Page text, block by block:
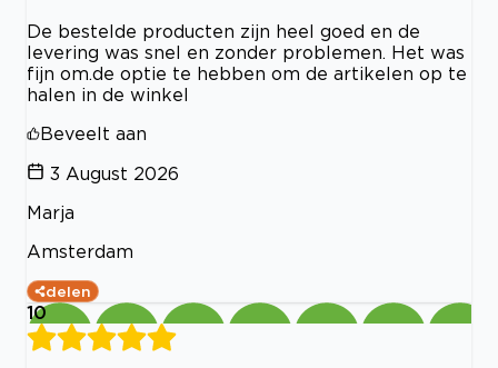
De bestelde producten zijn heel goed en de
levering was snel en zonder problemen. Het was
fijn om.de optie te hebben om de artikelen op te
halen in de winkel
Beveelt aan
3 August 2026
Marja
Amsterdam
delen
10